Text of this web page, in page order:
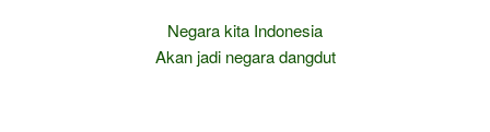
Negara kita Indonesia
Akan jadi negara dangdut